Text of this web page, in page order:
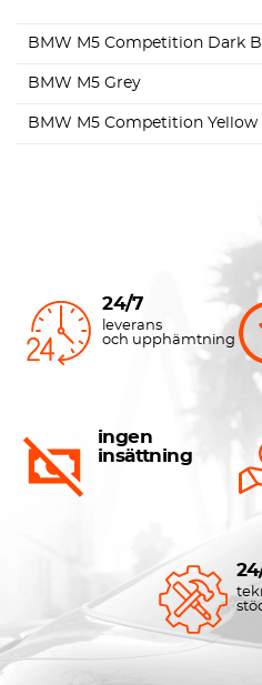
BMW M5 Competition Dark
BMW M5 Grey
BMW M5 Competition Yellow
24/7
leverans
och upphämtning
ingen
insättning